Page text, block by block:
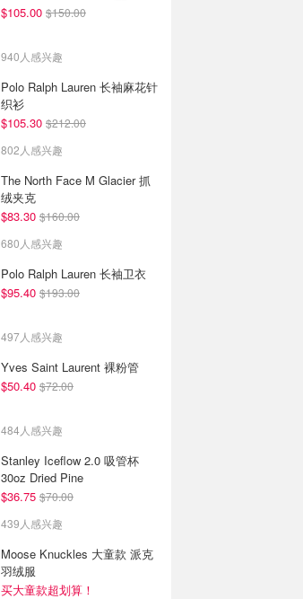
$105.00 $150.00
940人感兴趣
Polo Ralph Lauren 长袖麻花针
织衫
$105.30 $212.00
802人感兴趣
The North Face M Glacier 抓
绒夹克
$83.30 $160.00
680人感兴趣
Polo Ralph Lauren 长袖卫衣
$95.40 $193.00
497人感兴趣
Yves Saint Laurent 裸粉管
$50.40 $72.00
484人感兴趣
Stanley Iceflow 2.0 吸管杯
30oz Dried Pine
$36.75 $70.00
439人感兴趣
Moose Knuckles 大童款 派克
羽绒服
买大童款超划算！